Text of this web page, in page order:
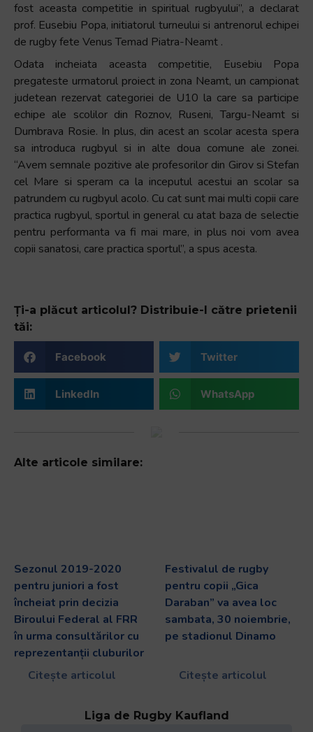
fost aceasta competitie in spiritual rugbyului”, a declarat
prof. Eusebiu Popa, initiatorul turneului si antrenorul echipei
de rugby fete Venus Temad Piatra-Neamt .
Odata incheiata aceasta competitie, Eusebiu Popa
pregateste urmatorul proiect in zona Neamt, un campionat
judetean rezervat categoriei de U10 la care sa participe
echipe ale scolilor din Roznov, Ruseni, Targu-Neamt si
Dumbrava Rosie. In plus, din acest an scolar acesta spera
sa introduca rugbyul si in alte doua comune ale zonei.
“Avem semnale pozitive ale profesorilor din Girov si Stefan
cel Mare si speram ca la inceputul acestui an scolar sa
patrundem cu rugbyul acolo. Cu cat sunt mai multi copii care
practica rugbyul, sportul in general cu atat baza de selectie
pentru performanta va fi mai mare, in plus noi vom avea
copii sanatosi, care practica sportul”, a spus acesta.
Ți-a plăcut articolul? Distribuie-l către prietenii
tăi:
Facebook Twitter
LinkedIn WhatsApp
Alte articole similare:
Sezonul 2019-2020
pentru juniori a fost
încheiat prin decizia
Biroului Federal al FRR
în urma consultărilor cu
reprezentanții cluburilor
Citește articolul
Festivalul de rugby
pentru copii „Gica
Daraban” va avea loc
sambata, 30 noiembrie,
pe stadionul Dinamo
Citește articolul
Liga de Rugby Kaufland